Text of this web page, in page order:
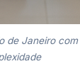
de Janeiro